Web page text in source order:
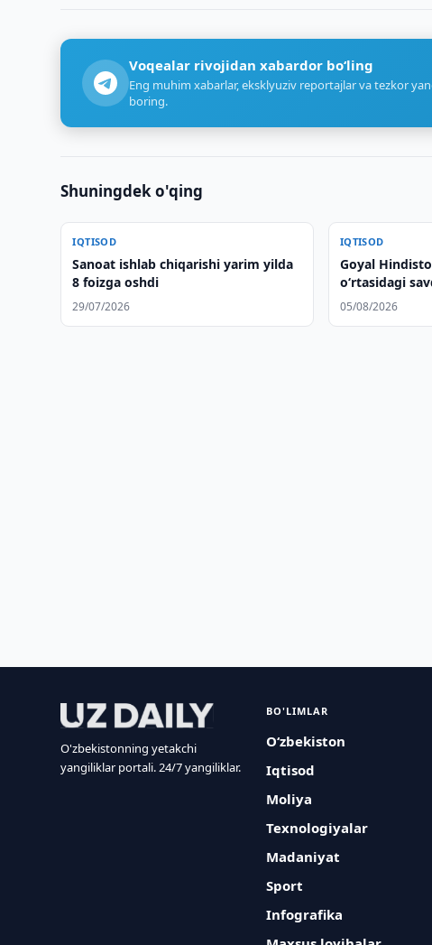
Voqealar rivojidan xabardor bo‘ling
Eng muhim xabarlar, eksklyuziv reportajlar va tezkor
boring.
Shuningdek o'qing
IQTISOD
Sanoat ishlab chiqarishi yarim yilda
8 foizga oshdi
29/07/2026
IQTISOD
Goyal
oʻrtasidagi
baravar
05/08/2026
O'zbekistonning yetakchi
yangiliklar portali. 24/7 yangiliklar.
BO'LIMLAR
O‘zbekiston
Iqtisod
Moliya
Texnologiyalar
Madaniyat
Sport
Infografika